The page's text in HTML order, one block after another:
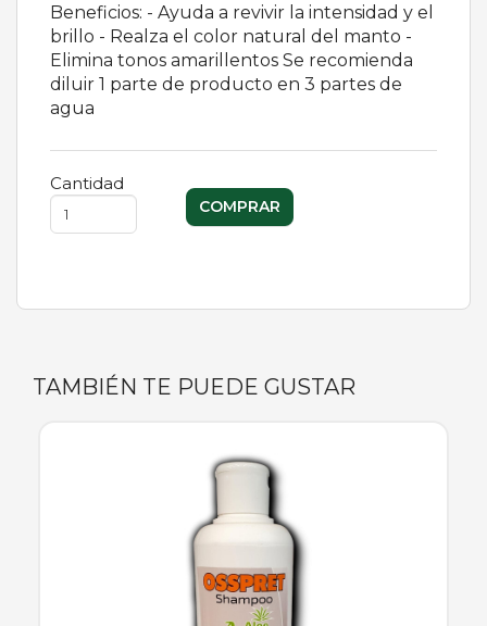
Beneficios: - Ayuda a revivir la intensidad y el
brillo - Realza el color natural del manto -
Elimina tonos amarillentos Se recomienda
diluir 1 parte de producto en 3 partes de
agua
Cantidad
TAMBIÉN TE PUEDE GUSTAR